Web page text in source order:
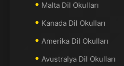
Malta Dil Okulları
Kanada Dil Okulları
Amerika Dil Okulları
Avustralya Dil Okulları